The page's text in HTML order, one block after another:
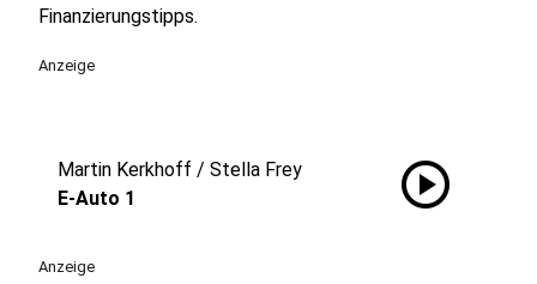
Finanzierungstipps.
Anzeige
Martin Kerkhoff / Stella Frey
E-Auto 1
play_circle
Anzeige